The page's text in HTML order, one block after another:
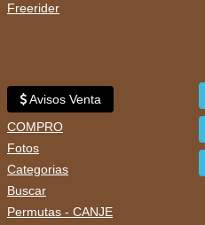
Freerider
Avisos Venta
COMPRO
Fotos
Categorias
Buscar
Permutas - CANJE